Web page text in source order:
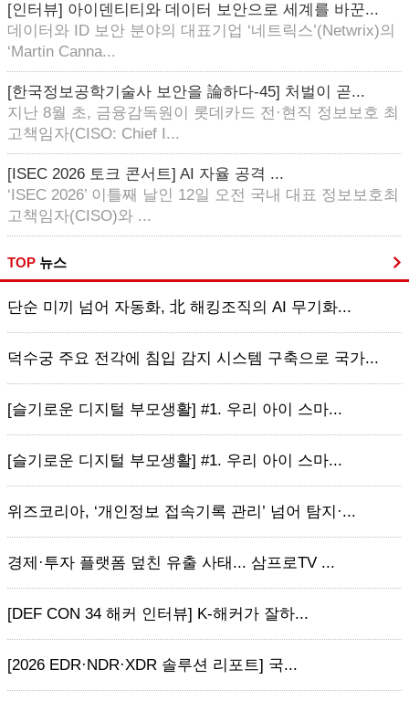
[인터뷰] 아이덴티티와 데이터 보안으로 세계를 바꾼...
데이터와 ID 보안 분야의 대표기업 ‘네트릭스’(Netwrix)의
‘Martin Canna...
[한국정보공학기술사 보안을 論하다-45] 처벌이 곧...
지난 8월 초, 금융감독원이 롯데카드 전·현직 정보보호 최
고책임자(CISO: Chief I...
[ISEC 2026 토크 콘서트] AI 자율 공격 ...
‘ISEC 2026’ 이틀째 날인 12일 오전 국내 대표 정보보호최
고책임자(CISO)와 ...
TOP 뉴스
단순 미끼 넘어 자동화, 北 해킹조직의 AI 무기화...
덕수궁 주요 전각에 침입 감지 시스템 구축으로 국가...
[슬기로운 디지털 부모생활] #1. 우리 아이 스마...
[슬기로운 디지털 부모생활] #1. 우리 아이 스마...
위즈코리아, ‘개인정보 접속기록 관리’ 넘어 탐지·...
경제·투자 플랫폼 덮친 유출 사태... 삼프로TV ...
[DEF CON 34 해커 인터뷰] K-해커가 잘하...
[2026 EDR·NDR·XDR 솔루션 리포트] 국...